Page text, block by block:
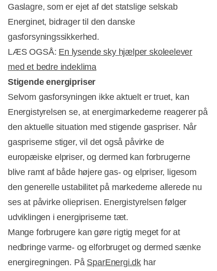
Gaslagre, som er ejet af det statslige selskab
Energinet, bidrager til den danske
gasforsyningssikkerhed.
Annonce
LÆS OGSÅ: En lysende sky hjælper skoleelever
med et bedre indeklima
Stigende energipriser
Selvom gasforsyningen ikke aktuelt er truet, kan
Energistyrelsen se, at energimarkederne reagerer på
den aktuelle situation med stigende gaspriser. Når
gaspriserne stiger, vil det også påvirke de
europæiske elpriser, og dermed kan forbrugerne
blive ramt af både højere gas- og elpriser, ligesom
den generelle ustabilitet på markederne allerede nu
ses at påvirke olieprisen. Energistyrelsen følger
udviklingen i energipriserne tæt.
Mange forbrugere kan gøre rigtig meget for at
nedbringe varme- og elforbruget og dermed sænke
energiregningen. På SparEnergi.dk har